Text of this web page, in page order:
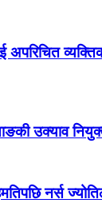
अपरिचित
उक्याव
नर्स